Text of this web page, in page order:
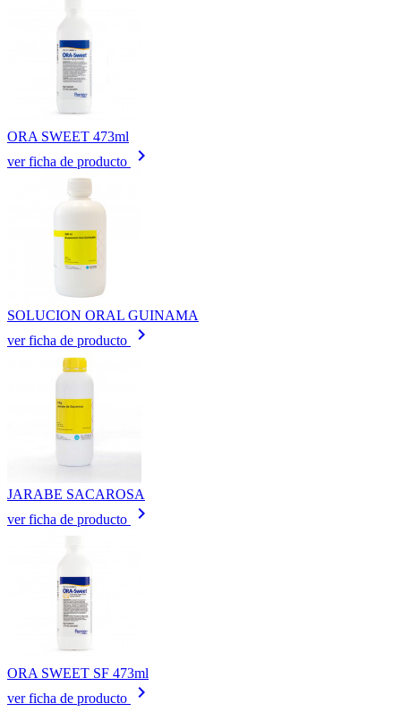
ORA SWEET 473ml
ver ficha de producto
keyboard_arrow_right
SOLUCION ORAL GUINAMA
ver ficha de producto
keyboard_arrow_right
JARABE SACAROSA
ver ficha de producto
keyboard_arrow_right
ORA SWEET SF 473ml
ver ficha de producto
keyboard_arrow_right